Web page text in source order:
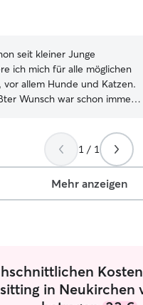
seit kleiner Junge
ich mich für alle möglichen
vor allem Hunde und Katzen.
Wunsch war schon immer
an den Wochenenden
kann mich an den Zeiten
Unter der Woche nur nach
Ich besitze selber
und ich bin auch bereit mir
zuzulegen.
1 / 1
Mehr anzeigen
in Neukirchen